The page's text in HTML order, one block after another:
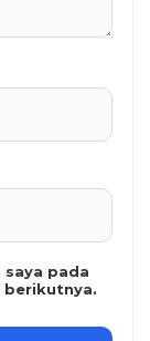
saya pada
berikutnya.